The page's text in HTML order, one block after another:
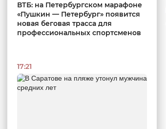
ВТБ: на Петербургском марафоне
«Пушкин — Петербург» появится
новая беговая трасса для
профессиональных спортсменов
17:21